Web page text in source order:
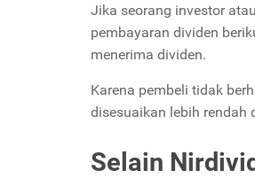
Jika seorang investor atau
pembayaran dividen
menerima dividen.
Karena pembeli tidak
disesuaikan lebih rendah
Selain